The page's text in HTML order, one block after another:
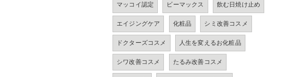
マッコイ認定 ビーマックス 飲む日焼け止め
エイジングケア 化粧品 シミ改善コスメ
ドクターズコスメ 人生を変えるお化粧品
シワ改善コスメ たるみ改善コスメ